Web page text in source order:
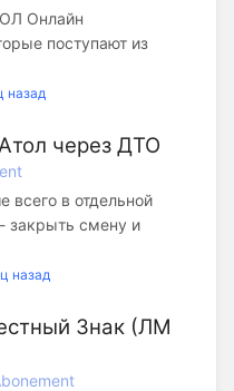
Онлайн
поступают из
назад
через ДТО
всего в отдельной
закрыть смену и
назад
Знак (ЛМ